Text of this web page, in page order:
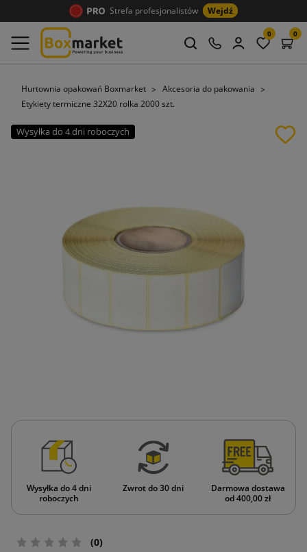
Strefa profesjonalistów Wejdź
0 0
Hurtownia opakowań Boxmarket
Akcesoria do pakowania
Etykiety termiczne 32X20 rolka 2000 szt.
Wysyłka do 4 dni roboczych
Wysyłka do 4 dni
roboczych
Zwrot do 30 dni
Darmowa dostawa
od 400,00 zł
(0)